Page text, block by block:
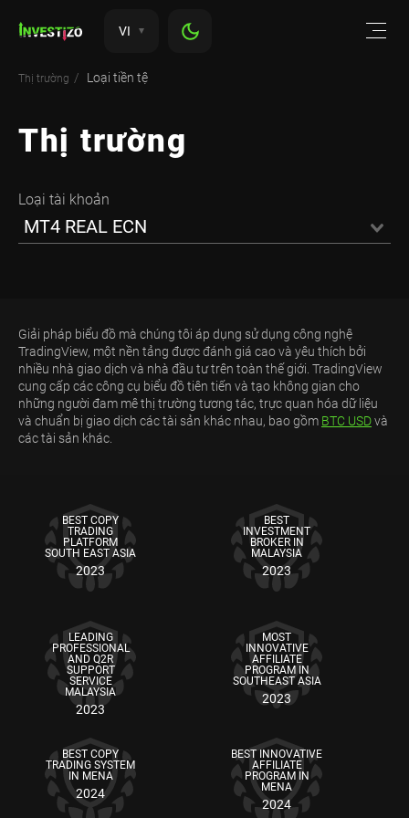
VI
Thị trường Loại tiền tệ
Thị trường
Loại tài khoản
MT4 REAL ECN
Giải pháp biểu đồ mà chúng tôi áp dụng sử dụng công nghệ
TradingView, một nền tảng được đánh giá cao và yêu thích bởi
nhiều nhà giao dịch và nhà đầu tư trên toàn thế giới. TradingView
cung cấp các công cụ biểu đồ tiên tiến và tạo không gian cho
những người đam mê thị trường tương tác, trực quan hóa dữ liệu
và chuẩn bị giao dịch các tài sản khác nhau, bao gồm BTC USDvà
các tài sản khác.
BEST COPY
TRADING
PLATFORM
SOUTH EAST ASIA
2023
BEST
INVESTMENT
BROKER IN
MALAYSIA
2023
LEADING
PROFESSIONAL
AND Q2R
SUPPORT
SERVICE
MALAYSIA
2023
MOST
INNOVATIVE
AFFILIATE
PROGRAM IN
SOUTHEAST ASIA
2023
BEST COPY
TRADING SYSTEM
IN MENA
2024
BEST INNOVATIVE
AFFILIATE
PROGRAM IN
MENA
2024